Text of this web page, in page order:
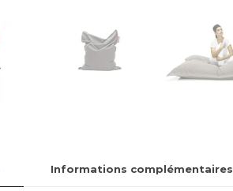
Informations complémentaires